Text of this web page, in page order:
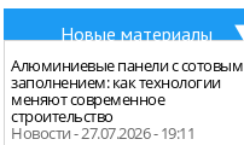
Новые материалы
Алюминиевые панели с сотовым
заполнением: как технологии
меняют современное
строительство
Новости - 27.07.2026 - 19:11